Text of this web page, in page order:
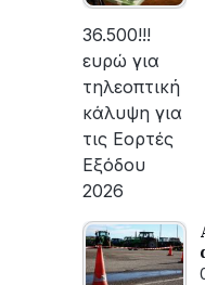
εργασίες
του
ΔΕΔΔΗΕ
για
την
της
βλάβης
36.500!!!
ευρώ για
τηλεοπτική
κάλυψη για
τις Εορτές
Εξόδου
2026